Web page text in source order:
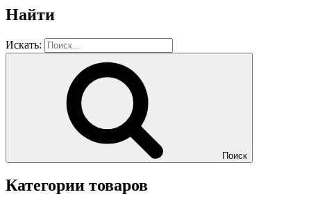
Найти
Искать:
Поиск
Категории товаров